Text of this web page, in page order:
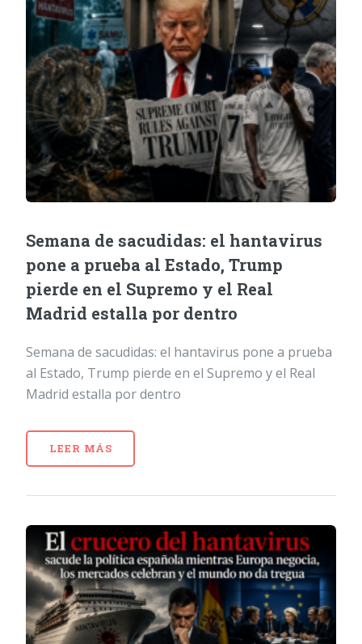
Semana de sacudidas: el hantavirus
pone a prueba al Estado, Trump
pierde en el Supremo y el Real
Madrid estalla por dentro
Semana de sacudidas: el hantavirus pone a prueba
al Estado, Trump pierde en el Supremo y el Real
Madrid estalla por dentro
LEER MÁS